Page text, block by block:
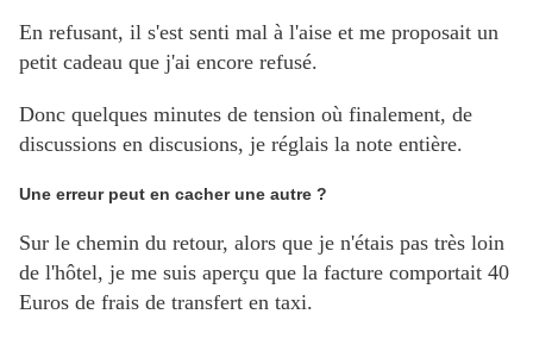
En refusant, il s'est senti mal à l'aise et me proposait un
petit cadeau que j'ai encore refusé.
Donc quelques minutes de tension où finalement, de
discussions en discusions, je réglais la note entière.
Une erreur peut en cacher une autre ?
Sur le chemin du retour, alors que je n'étais pas très loin
de l'hôtel, je me suis aperçu que la facture comportait 40
Euros de frais de transfert en taxi.